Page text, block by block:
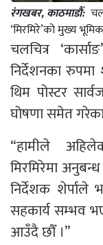
रंगखबर, काठमाडौँ:
‘मिरमिरे’को मुख्य
चलचित्र
निर्देशनका
थिम पोस्टर
घोषणा समेत
“हामीले
मिरमिरेमा अनुबन्ध
निर्देशक शेर्पाले
सहकार्य सम्भव
आउँदै छौँ ।”